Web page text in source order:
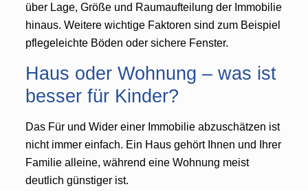
über Lage, Größe und Raumaufteilung der Immobilie
hinaus. Weitere wichtige Faktoren sind zum Beispiel
pflegeleichte Böden oder sichere Fenster.
Haus oder Wohnung – was ist
besser für Kinder?
Das Für und Wider einer Immobilie abzuschätzen ist
nicht immer einfach. Ein Haus gehört Ihnen und Ihrer
Familie alleine, während eine Wohnung meist
deutlich günstiger ist.